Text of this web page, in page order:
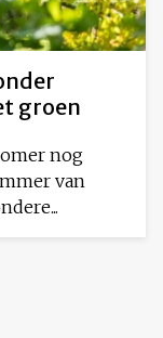
groen
nog
van